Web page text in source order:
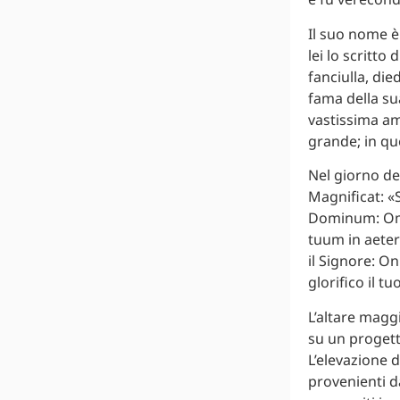
Il suo nome
lei lo scritto
fanciulla,
fama della
vastissima
grande; in
Nel giorno
Magnificat:
Dominum:
tuum in
il Signore:
glorifico il
L’altare
su un
provenienti